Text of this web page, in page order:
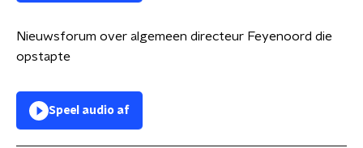
Nieuwsforum over algemeen directeur Feyenoord die
opstapte
Speel audio af